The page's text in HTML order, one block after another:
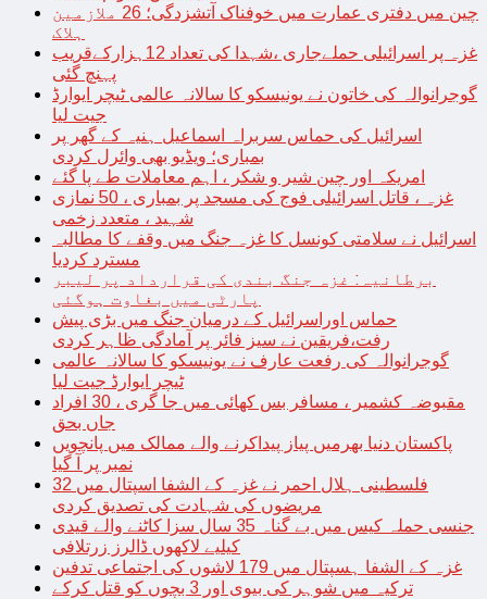
چین میں دفتری عمارت میں خوفناک آتشزدگی؛ 26 ملازمین
ہلاک
غزہ پر اسرائیلی حملےجاری ،شہدا کی تعداد 12ہزارکےقریب
پہنچ گئی
گوجرانوالہ کی خاتون نے یونیسکو کا سالانہ عالمی ٹیچر ایوارڈ
جیت لیا
اسرائیل کی حماس سربراہ اسماعیل ہنیہ کے گھر پر
بمباری؛ ویڈیو بھی وائرل کردی
امریکہ اور چین شیر و شکر ، اہم معاملات طے پا گئے
غزہ ، قاتل اسرائیلی فوج کی مسجد پر بمباری ، 50 نمازی
شہید ، متعدد زخمی
اسرائیل نے سلامتی کونسل کا غزہ جنگ میں وقفے کا مطالبہ
مسترد کردیا
برطانیہ: غزہ جنگ بندی کی قرارداد پر لیبر
پارٹی میں بغاوت ہوگئی
حماس اوراسرائیل کے درمیان جنگ میں بڑی پیش
رفت،فریقین نے سیز فائر پر آمادگی ظاہر کردی
گوجرانوالہ کی رفعت عارف نے یونیسکو کا سالانہ عالمی
ٹیچر ایوارڈ جیت لیا
مقبوضہ کشمیر ، مسافر بس کھائی میں جا گری ، 30 افراد
جاں بحق
پاکستان دنیا بھرمیں پیاز پیداکرنے والے ممالک میں پانچویں
نمبر پر آ گیا
فلسطینی ہلال احمر نے غزہ کے الشفا اسپتال میں 32
مریضوں کی شہادت کی تصدیق کردی
جنسی حملہ کیس میں بے گناہ 35 سال سزا کاٹنے والے قیدی
کیلیے لاکھوں ڈالرز زرتلافی
غزہ کے الشفا ہسپتال میں 179 لاشوں کی اجتماعی تدفین
ترکیہ میں شوہر کی بیوی اور 3 بچوں کو قتل کرکے